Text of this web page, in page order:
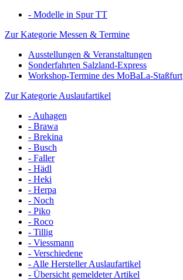
- Modelle in Spur TT
Zur Kategorie Messen & Termine
Ausstellungen & Veranstaltungen
Sonderfahrten Salzland-Express
Workshop-Termine des MoBaLa-Staßfurt
Zur Kategorie Auslaufartikel
- Auhagen
- Brawa
- Brekina
- Busch
- Faller
- Hädl
- Heki
- Herpa
- Noch
- Piko
- Roco
- Tillig
- Viessmann
- Verschiedene
- Alle Hersteller Auslaufartikel
- Übersicht gemeldeter Artikel